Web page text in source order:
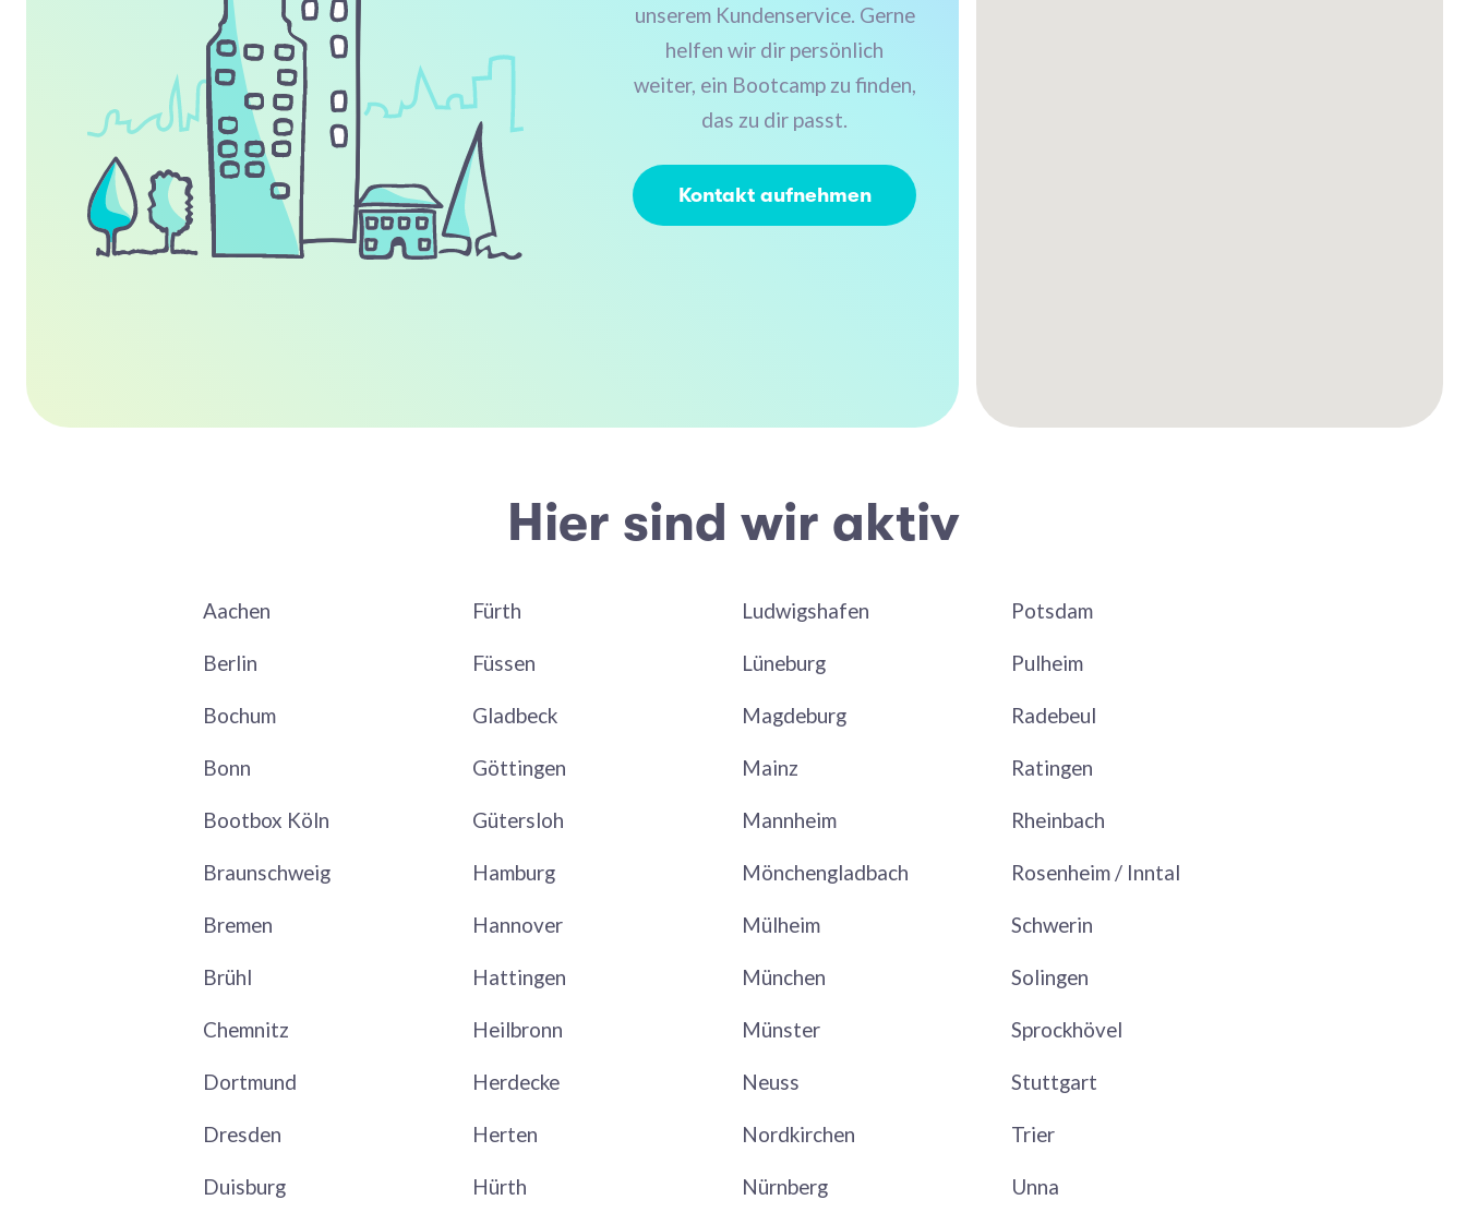
unserem Kundenservice. Gerne
helfen wir dir persönlich
weiter, ein Bootcamp zu finden,
das zu dir passt.
Kontakt aufnehmen
Hier sind wir aktiv
Aachen
Berlin
Bochum
Bonn
Bootbox Köln
Braunschweig
Bremen
Brühl
Chemnitz
Dortmund
Dresden
Duisburg
Fürth
Füssen
Gladbeck
Göttingen
Gütersloh
Hamburg
Hannover
Hattingen
Heilbronn
Herdecke
Herten
Hürth
Ludwigshafen
Lüneburg
Magdeburg
Mainz
Mannheim
Mönchengladbach
Mülheim
München
Münster
Neuss
Nordkirchen
Nürnberg
Potsdam
Pulheim
Radebeul
Ratingen
Rheinbach
Rosenheim / Inntal
Schwerin
Solingen
Sprockhövel
Stuttgart
Trier
Unna